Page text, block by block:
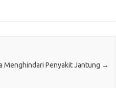
Menghindari Penyakit Jantung →